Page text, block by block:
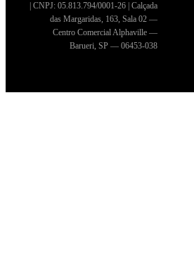
| CNPJ: 05.813.794/0001-26 | Calçada
das Margaridas, 163, Sala 02 —
Centro Comercial Alphaville —
Barueri, SP — 06453-038